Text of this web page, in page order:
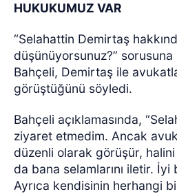
HUKUKUMUZ VAR
“Selahattin Demirtaş
düşünüyorsunuz?”
Bahçeli, Demirtaş ile
görüştüğünü söyledi.
Bahçeli açıklamasında,
ziyaret etmedim. Ancak
düzenli olarak görüşür, halini
da bana selamlarını iletir.
Ayrıca kendisinin herhangi